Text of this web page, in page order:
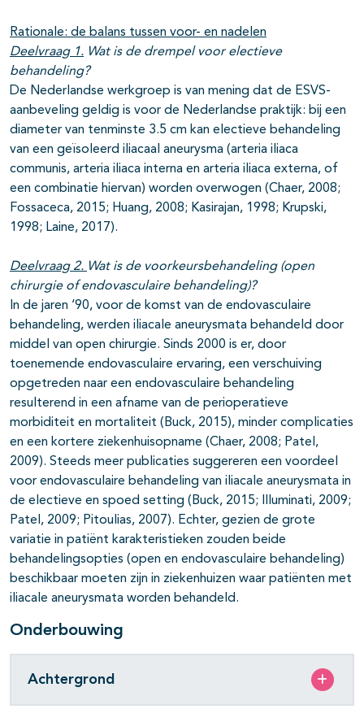
Rationale: de balans tussen voor- en nadelen
Deelvraag 1. Wat is de drempel voor electieve
behandeling?
De Nederlandse werkgroep is van mening dat de ESVS-
aanbeveling geldig is voor de Nederlandse praktijk: bij een
diameter van tenminste 3.5 cm kan electieve behandeling
van een geïsoleerd iliacaal aneurysma (arteria iliaca
communis, arteria iliaca interna en arteria iliaca externa, of
een combinatie hiervan) worden overwogen (Chaer, 2008;
Fossaceca, 2015; Huang, 2008; Kasirajan, 1998; Krupski,
1998; Laine, 2017).
Deelvraag 2. Wat is de voorkeursbehandeling (open
chirurgie of endovasculaire behandeling)?
In de jaren ‘90, voor de komst van de endovasculaire
behandeling, werden iliacale aneurysmata behandeld door
middel van open chirurgie. Sinds 2000 is er, door
toenemende endovasculaire ervaring, een verschuiving
opgetreden naar een endovasculaire behandeling
resulterend in een afname van de perioperatieve
morbiditeit en mortaliteit (Buck, 2015), minder complicaties
en een kortere ziekenhuisopname (Chaer, 2008; Patel,
2009). Steeds meer publicaties suggereren een voordeel
voor endovasculaire behandeling van iliacale aneurysmata in
de electieve en spoed setting (Buck, 2015; Illuminati, 2009;
Patel, 2009; Pitoulias, 2007). Echter, gezien de grote
variatie in patiënt karakteristieken zouden beide
behandelingsopties (open en endovasculaire behandeling)
beschikbaar moeten zijn in ziekenhuizen waar patiënten met
iliacale aneurysmata worden behandeld.
Onderbouwing
Achtergrond